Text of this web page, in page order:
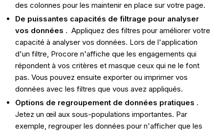
des colonnes pour les maintenir en place sur votre page.
De puissantes capacités de filtrage pour analyser
vos données . Appliquez des filtres pour améliorer votre
capacité à analyser vos données. Lors de l'application
d'un filtre, Procore n'affiche que les engagements qui
répondent à vos critères et masque ceux qui ne le font
pas. Vous pouvez ensuite exporter ou imprimer vos
données avec les filtres que vous avez appliqués.
Options de regroupement de données pratiques .
Jetez un œil aux sous-populations importantes. Par
exemple, regrouper les données pour n'afficher que les